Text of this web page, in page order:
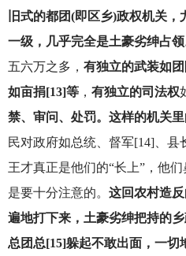
旧式的都团(即区乡)政权机关
一级，几乎完全是土豪劣绅占领
五六万之多， 有独立的武装如
如亩捐[13]等， 有独立的司法权
禁、审问、处罚。这样的机关里
民对政府如总统、督军[14]、县
王才真正是他们的“长上”，他
是要十分注意的。 这回农村造
遍地打下来，土豪劣绅把持的
总团总[15]躲起不敢出面，一切